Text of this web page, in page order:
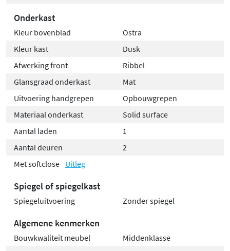
Onderkast
Kleur bovenblad
Ostra
Kleur kast
Dusk
Afwerking front
Ribbel
Glansgraad onderkast
Mat
Uitvoering handgrepen
Opbouwgrepen
Materiaal onderkast
Solid surface
Aantal laden
1
Aantal deuren
2
Met softclose Uitleg
Spiegel of spiegelkast
Spiegeluitvoering Zonder spiegel
Algemene kenmerken
Bouwkwaliteit meubel
Middenklasse